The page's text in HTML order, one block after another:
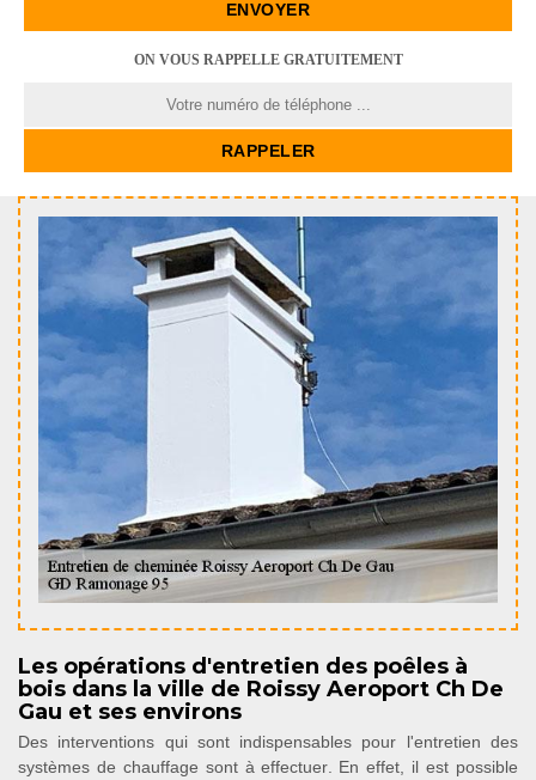
ON VOUS RAPPELLE GRATUITEMENT
Les opérations d'entretien des poêles à
bois dans la ville de Roissy Aeroport Ch De
Gau et ses environs
Des interventions qui sont indispensables pour l'entretien des
systèmes de chauffage sont à effectuer. En effet, il est possible